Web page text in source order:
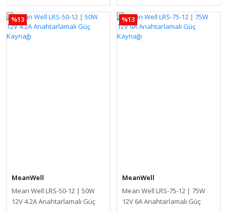
%13
MeanWell
Mean Well LRS-50-12 | 50W
12V 4.2A Anahtarlamalı Güç
%13
MeanWell
Mean Well LRS-75-12 | 75W
12V 6A Anahtarlamalı Güç